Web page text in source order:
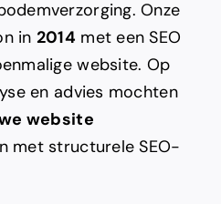
Onze
in 2014 met een SEO
website. Op
en advies mochten
website
met structurele SEO-